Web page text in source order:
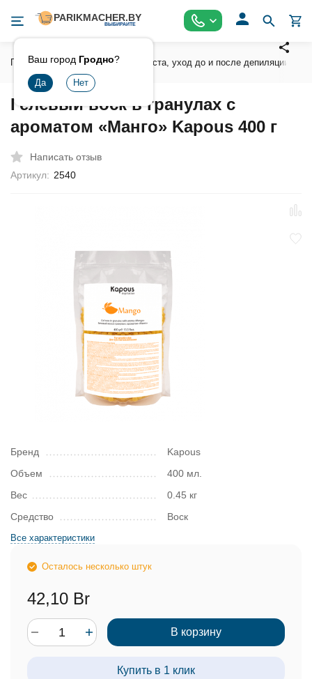
Ваш город Гродно?
Главная Воски , сахарная паста, уход до и после депиляции
Гелевый воск в гранулах с
ароматом «Манго» Kapous 400 г
Написать отзыв
Артикул: 2540
Бренд
Kapous
Объем
400 мл.
Вес
0.45 кг
Средство
Воск
Все характеристики
Осталось несколько штук
42,10 Br
В корзину
Купить в 1 клик